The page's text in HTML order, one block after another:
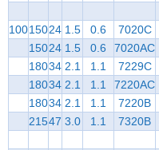
10015024 1.5 0.6 7020C
15024 1.5 0.6 7020AC
18034 2.1 1.1 7229C
18034 2.1 1.1 7220AC
18034 2.1 1.1 7220B
21547 3.0 1.1 7320B